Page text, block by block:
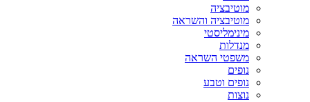
מוטיבציה
מוטיבציה והשראה
מינימליסטי
מנדלות
משפטי השראה
נופים
נופים וטבע
נוצות